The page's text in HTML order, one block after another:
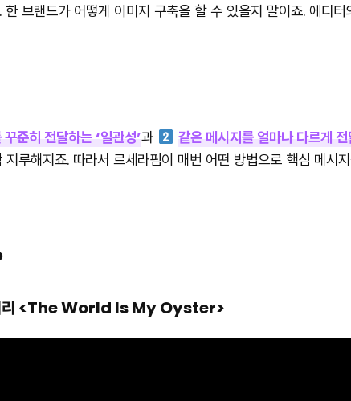
브랜드가 어떻게 이미지 구축을 할 수 있을지 말이죠. 에디
준히 전달하는 ‘일관성’과 같은 메시지를 얼마나 다르게
루해지죠. 따라서 르세라핌이 매번 어떤 방법으로 핵심 메시
터리 <The World Is My Oyster>